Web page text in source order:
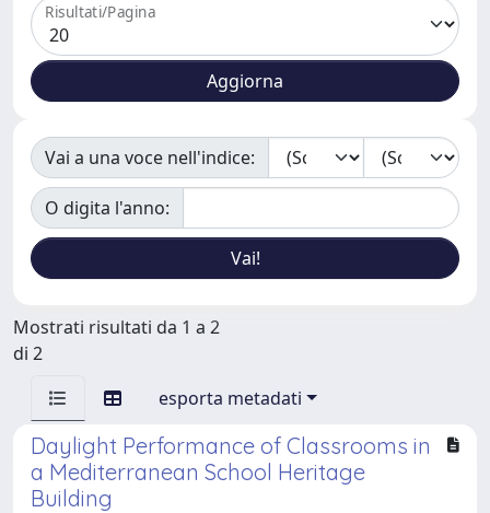
Risultati/Pagina
Vai a una voce nell'indice:
O digita l'anno:
Mostrati risultati da 1 a 2
di 2
esporta metadati
Daylight Performance of Classrooms in
a Mediterranean School Heritage
Building